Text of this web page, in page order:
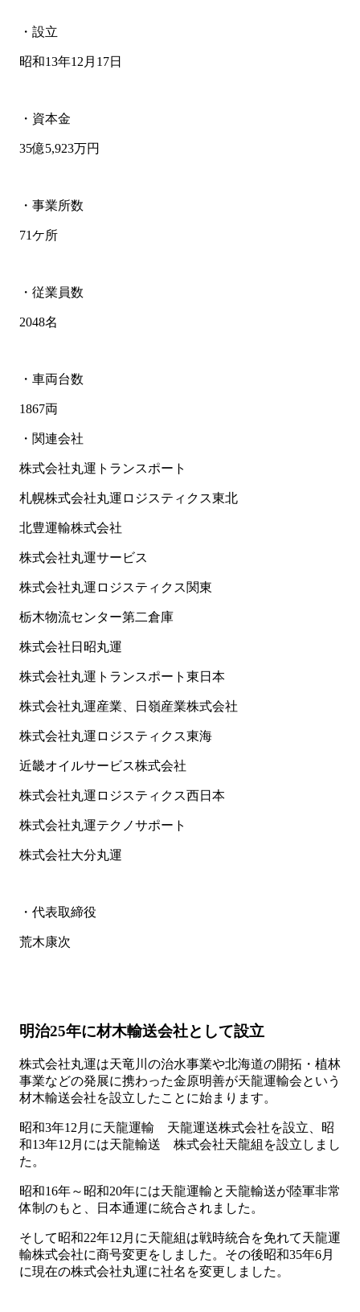
・設立
昭和13年12月17日
・資本金
35億5,923万円
・事業所数
71ケ所
・従業員数
2048名
・車両台数
1867両
・関連会社
株式会社丸運トランスポート
札幌株式会社丸運ロジスティクス東北
北豊運輸株式会社
株式会社丸運サービス
株式会社丸運ロジスティクス関東
栃木物流センター第二倉庫
株式会社日昭丸運
株式会社丸運トランスポート東日本
株式会社丸運産業、日嶺産業株式会社
株式会社丸運ロジスティクス東海
近畿オイルサービス株式会社
株式会社丸運ロジスティクス西日本
株式会社丸運テクノサポート
株式会社大分丸運
・代表取締役
荒木康次
明治25年に材木輸送会社として設立
株式会社丸運は天竜川の治水事業や北海道の開拓・植林
事業などの発展に携わった金原明善が天龍運輸会という
材木輸送会社を設立したことに始まります。
昭和3年12月に天龍運輸 天龍運送株式会社を設立、昭
和13年12月には天龍輸送 株式会社天龍組を設立しまし
た。
昭和16年～昭和20年には天龍運輸と天龍輸送が陸軍非常
体制のもと、日本通運に統合されました。
そして昭和22年12月に天龍組は戦時統合を免れて天龍運
輸株式会社に商号変更をしました。その後昭和35年6月
に現在の株式会社丸運に社名を変更しました。